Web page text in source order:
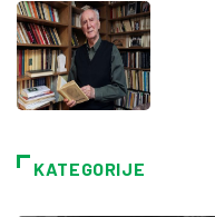
KATEGORIJE